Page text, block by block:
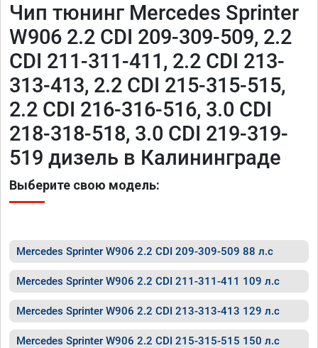
Чип тюнинг Mercedes Sprinter
W906 2.2 CDI 209-309-509, 2.2
CDI 211-311-411, 2.2 CDI 213-
313-413, 2.2 CDI 215-315-515,
2.2 CDI 216-316-516, 3.0 CDI
218-318-518, 3.0 CDI 219-319-
519 дизель в Калининграде
Выберите свою модель:
Mercedes Sprinter W906 2.2 CDI 209-309-509 88 л.с
Mercedes Sprinter W906 2.2 CDI 211-311-411 109 л.с
Mercedes Sprinter W906 2.2 CDI 213-313-413 129 л.с
Mercedes Sprinter W906 2.2 CDI 215-315-515 150 л.с